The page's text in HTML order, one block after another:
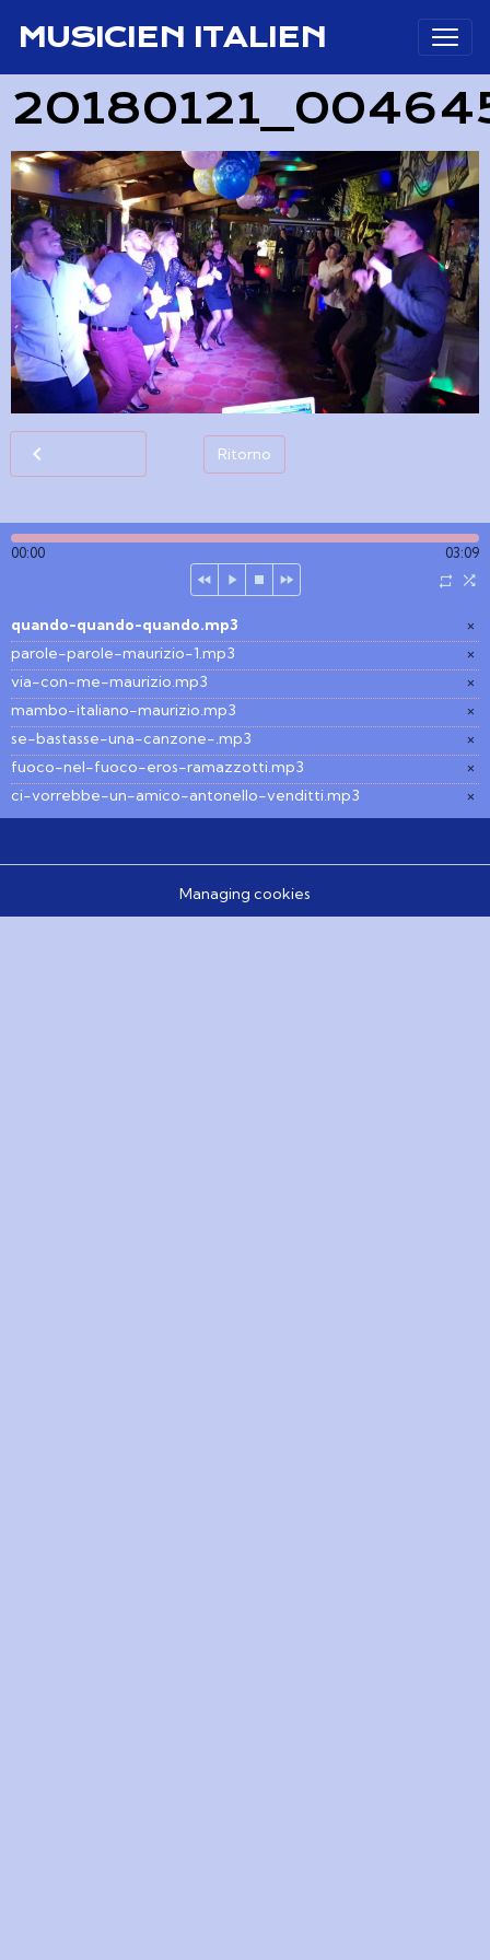
MUSICIEN ITALIEN
Ritorno
00:00 03:09
×
quando-quando-quando.mp3
×
parole-parole-maurizio-1.mp3
×
via-con-me-maurizio.mp3
×
mambo-italiano-maurizio.mp3
×
se-bastasse-una-canzone-.mp3
×
fuoco-nel-fuoco-eros-ramazzotti.mp3
×
ci-vorrebbe-un-amico-antonello-venditti.mp3
Managing cookies